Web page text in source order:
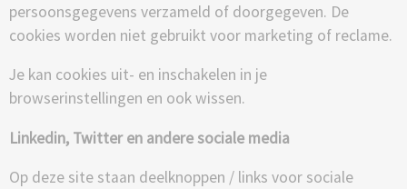
persoonsgegevens verzameld of doorgegeven. De
cookies worden niet gebruikt voor marketing of reclame.
Je kan cookies uit- en inschakelen in je
browserinstellingen en ook wissen.
Linkedin, Twitter en andere sociale media
Op deze site staan deelknoppen / links voor sociale